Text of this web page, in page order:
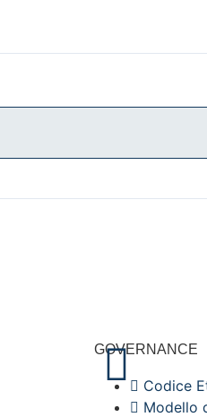
GOVERNANCE
Codice
Modello